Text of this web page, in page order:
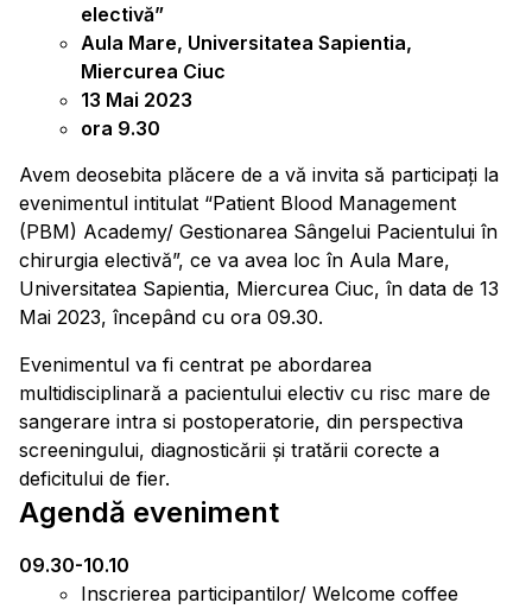
electivă”
Aula Mare, Universitatea Sapientia,
Miercurea Ciuc
13 Mai 2023
ora 9.30
Avem deosebita plăcere de a vă invita să participați la
evenimentul intitulat “Patient Blood Management
(PBM) Academy/ Gestionarea Sângelui Pacientului în
chirurgia electivă”, ce va avea loc în Aula Mare,
Universitatea Sapientia, Miercurea Ciuc, în data de 13
Mai 2023, începând cu ora 09.30.
Evenimentul va fi centrat pe abordarea
multidisciplinară a pacientului electiv cu risc mare de
sangerare intra si postoperatorie, din perspectiva
screeningului, diagnosticării și tratării corecte a
deficitului de fier.
Agendă eveniment
09.30-10.10
Inscrierea participantilor/ Welcome coffee